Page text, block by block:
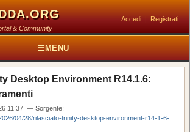
& Community
Accedi | Registrati
MENU
Desktop Environment R14.1.6:
11:37 — Sorgente:
04/28/rilasciato-trinity-desktop-environment-r14-1-6-